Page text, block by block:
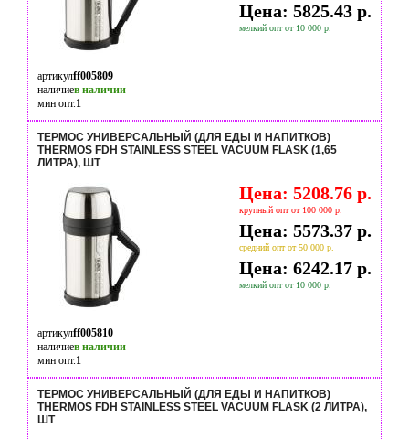
Цена: 5825.43 р.
мелкий опт от 10 000 р.
артикулff005809
наличиев наличии
мин опт.1
ТЕРМОС УНИВЕРСАЛЬНЫЙ (ДЛЯ ЕДЫ И НАПИТКОВ)
THERMOS FDH STAINLESS STEEL VACUUM FLASK (1,65
ЛИТРА), ШТ
Цена: 5208.76 р.
крупный опт от 100 000 р.
Цена: 5573.37 р.
средний опт от 50 000 р.
Цена: 6242.17 р.
мелкий опт от 10 000 р.
артикулff005810
наличиев наличии
мин опт.1
ТЕРМОС УНИВЕРСАЛЬНЫЙ (ДЛЯ ЕДЫ И НАПИТКОВ)
THERMOS FDH STAINLESS STEEL VACUUM FLASK (2 ЛИТРА),
ШТ